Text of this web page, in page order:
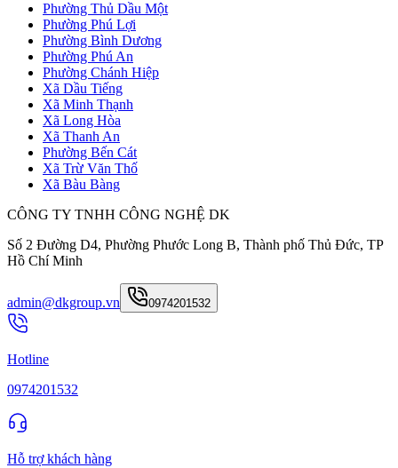
Phường Thủ Dầu Một
Phường Phú Lợi
Phường Bình Dương
Phường Phú An
Phường Chánh Hiệp
Xã Dầu Tiếng
Xã Minh Thạnh
Xã Long Hòa
Xã Thanh An
Phường Bến Cát
Xã Trừ Văn Thố
Xã Bàu Bàng
CÔNG TY TNHH CÔNG NGHỆ DK
Số 2 Đường D4, Phường Phước Long B, Thành phố Thủ Đức, TP
Hồ Chí Minh
admin@dkgroup.vn 0974201532
Hotline
0974201532
Hỗ trợ khách hàng